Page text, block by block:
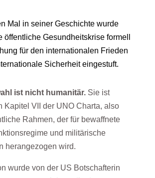
Mal in seiner Geschichte wurde
öffentliche Gesundheitskrise formell
für den internationalen Frieden
Sicherheit eingestuft.
ist nicht humanitär.Sie ist
Kapitel VII der UNO Charta, also
Rahmen, der für bewaffnete
und militärische
herangezogen wird.
wurde von der US Botschafterin